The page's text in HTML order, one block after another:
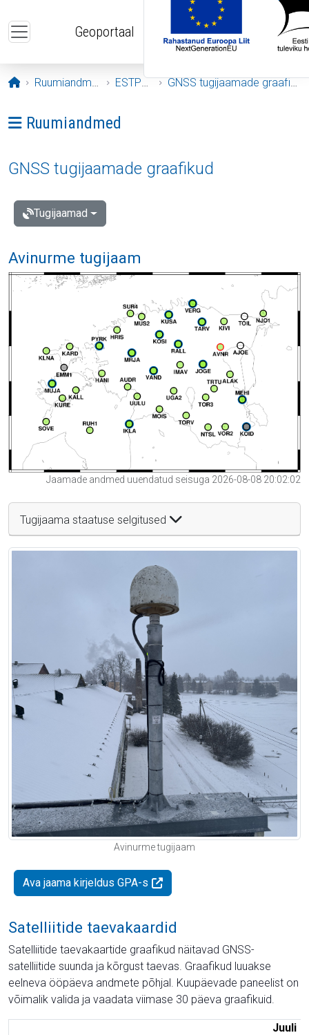
Geoportaal
Avaleht
Ruumiandmed ESTPOS GNSS tugijaamade graafikud
Ava menüü: Ruumiandmed
Ruumiandmed
GNSS tugijaamade graafikud
Tugijaamad
Avinurme tugijaam
Jaamade andmed uuendatud seisuga 2026-08-08 20:02:02
Tugijaama staatuse selgitused
Avinurme tugijaam
Ava jaama kirjeldus GPA-s
Satelliitide taevakaardid
Satelliitide taevakaartide graafikud näitavad GNSS-
satelliitide suunda ja kõrgust taevas. Graafikud luuakse
eelneva ööpäeva andmete põhjal. Kuupäevade paneelist on
võimalik valida ja vaadata viimase 30 päeva graafikuid.
Juuli